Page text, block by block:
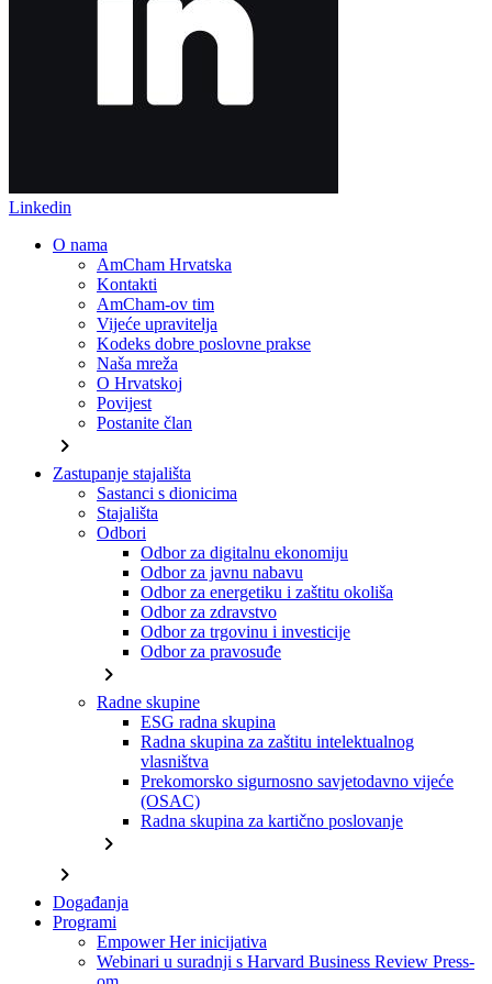
Linkedin
O nama
AmCham Hrvatska
Kontakti
AmCham-ov tim
Vijeće upravitelja
Kodeks dobre poslovne prakse
Naša mreža
O Hrvatskoj
Povijest
Postanite član
chevron_right
Zastupanje stajališta
Sastanci s dionicima
Stajališta
Odbori
Odbor za digitalnu ekonomiju
Odbor za javnu nabavu
Odbor za energetiku i zaštitu okoliša
Odbor za zdravstvo
Odbor za trgovinu i investicije
Odbor za pravosuđe
chevron_right
Radne skupine
ESG radna skupina
Radna skupina za zaštitu intelektualnog
vlasništva
Prekomorsko sigurnosno savjetodavno vijeće
(OSAC)
Radna skupina za kartično poslovanje
chevron_right
chevron_right
Događanja
Programi
Empower Her inicijativa
Webinari u suradnji s Harvard Business Review Press-